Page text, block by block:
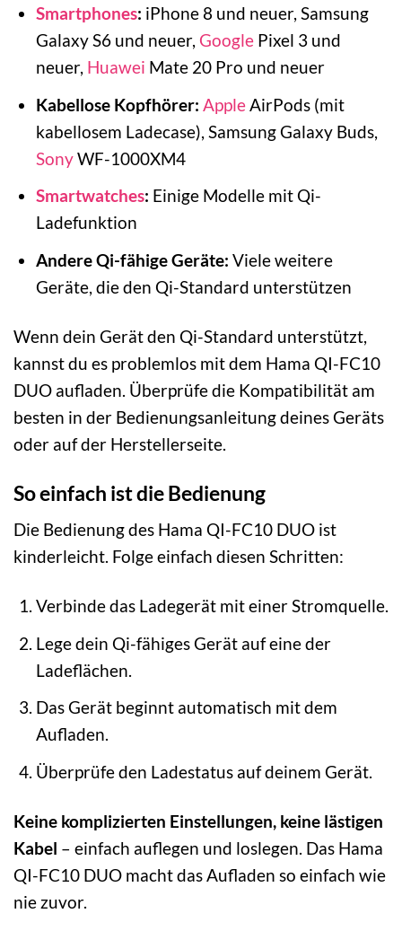
Smartphones: iPhone 8 und neuer, Samsung
Galaxy S6 und neuer, GooglePixel 3 und
neuer, Huawei Mate 20 Pro und neuer
Kabellose Kopfhörer: AppleAirPods (mit
kabellosem Ladecase), Samsung Galaxy Buds,
SonyWF-1000XM4
Smartwatches: Einige Modelle mit Qi-
Ladefunktion
Andere Qi-fähige Geräte: Viele weitere
Geräte, die den Qi-Standard unterstützen
Wenn dein Gerät den Qi-Standard unterstützt,
kannst du es problemlos mit dem Hama QI-FC10
DUO aufladen. Überprüfe die Kompatibilität am
besten in der Bedienungsanleitung deines Geräts
oder auf der Herstellerseite.
So einfach ist die Bedienung
Die Bedienung des Hama QI-FC10 DUO ist
kinderleicht. Folge einfach diesen Schritten:
Verbinde das Ladegerät mit einer Stromquelle.
Lege dein Qi-fähiges Gerät auf eine der
Ladeflächen.
Das Gerät beginnt automatisch mit dem
Aufladen.
Überprüfe den Ladestatus auf deinem Gerät.
Keine komplizierten Einstellungen, keine lästigen
Kabel – einfach auflegen und loslegen. Das Hama
QI-FC10 DUO macht das Aufladen so einfach wie
nie zuvor.